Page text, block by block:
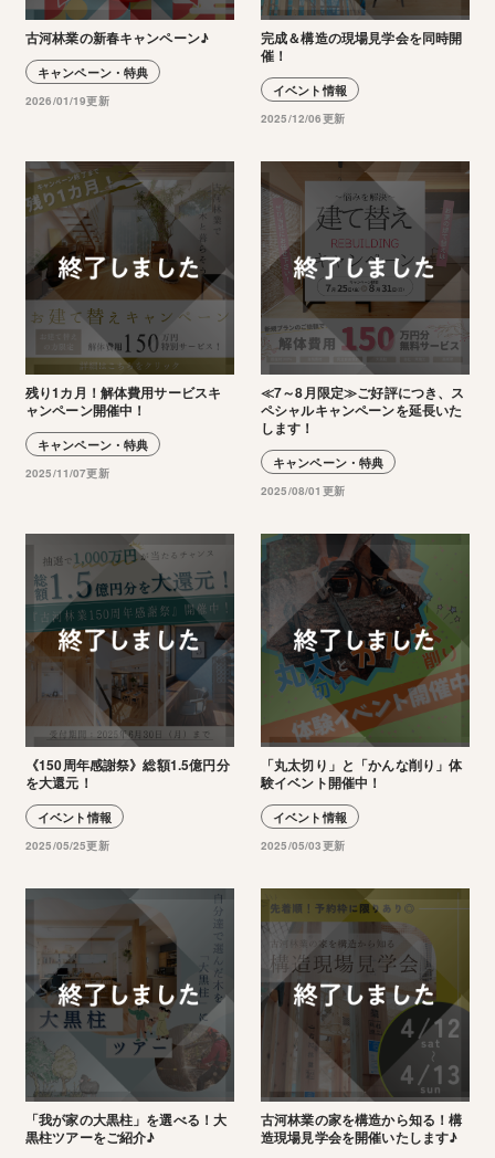
古河林業の新春キャンペーン♪
キャンペーン・特典
2026/01/19更新
完成＆構造の現場見学会を同時開
催！
イベント情報
2025/12/06更新
残り1カ月！解体費用サービスキ
ャンペーン開催中！
キャンペーン・特典
2025/11/07更新
≪7～8月限定≫ご好評につき、ス
ペシャルキャンペーンを延長いた
します！
キャンペーン・特典
2025/08/01更新
《150周年感謝祭》総額1.5億円分
を大還元！
イベント情報
2025/05/25更新
「丸太切り」と「かんな削り」体
験イベント開催中！
イベント情報
2025/05/03更新
「我が家の大黒柱」を選べる！大
黒柱ツアーをご紹介♪
古河林業の家を構造から知る！構
造現場見学会を開催いたします♪